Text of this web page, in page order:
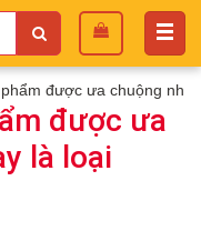
được ưa chuộng
được ưa
là loại